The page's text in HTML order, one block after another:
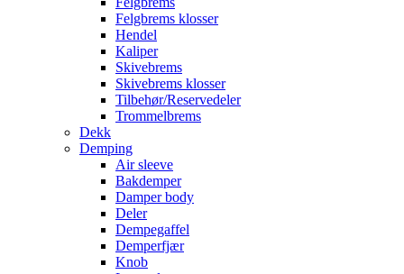
Felgbrems klosser
Hendel
Kaliper
Skivebrems
Skivebrems klosser
Tilbehør/Reservedeler
Trommelbrems
Dekk
Demping
Air sleeve
Bakdemper
Damper body
Deler
Dempegaffel
Demperfjær
Knob